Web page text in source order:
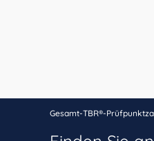
Gesamt-TBR®-